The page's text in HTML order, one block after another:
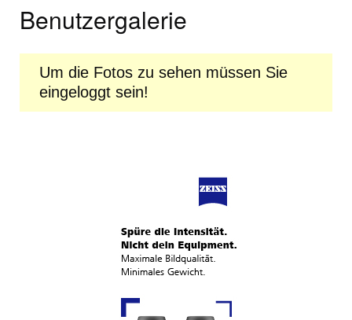
Benutzergalerie
Um die Fotos zu sehen müssen Sie
eingeloggt sein!